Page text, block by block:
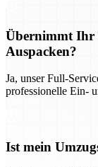
Übernimmt Ihr
Auspacken?
Ja, unser Full-
professionelle Ein-
Ist mein